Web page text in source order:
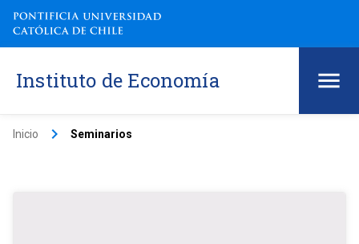
Instituto de Economía
Inicio keyboard_arrow_right Seminarios